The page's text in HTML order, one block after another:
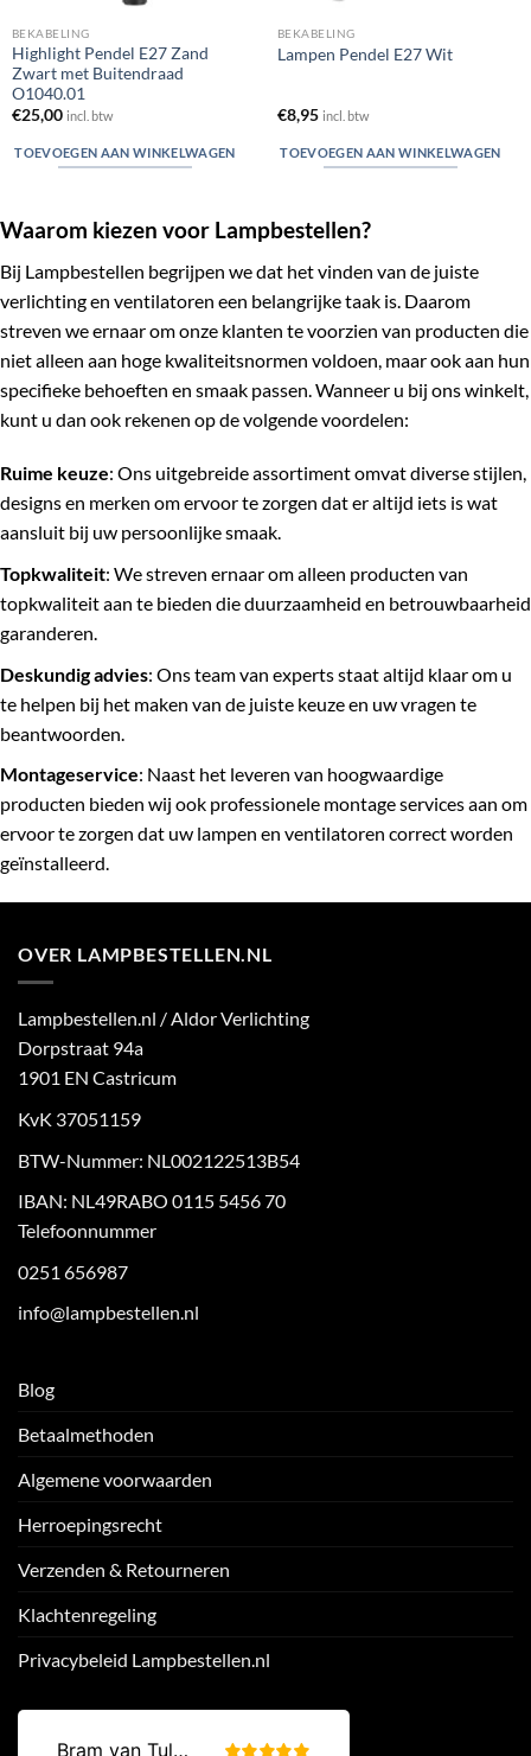
BEKABELING
Highlight Pendel E27 Zand
Zwart met Buitendraad
O1040.01
€25,00 incl. btw
TOEVOEGEN AAN WINKELWAGEN
BEKABELING
Lampen Pendel E27 Wit
€8,95 incl. btw
TOEVOEGEN AAN WINKELWAGEN
Waarom kiezen voor Lampbestellen?
Bij Lampbestellen begrijpen we dat het vinden van de juiste
verlichting en ventilatoren een belangrijke taak is. Daarom
streven we ernaar om onze klanten te voorzien van producten die
niet alleen aan hoge kwaliteitsnormen voldoen, maar ook aan hun
specifieke behoeften en smaak passen. Wanneer u bij ons winkelt,
kunt u dan ook rekenen op de volgende voordelen:
Ruime keuze: Ons uitgebreide assortiment omvat diverse stijlen,
designs en merken om ervoor te zorgen dat er altijd iets is wat
aansluit bij uw persoonlijke smaak.
Topkwaliteit: We streven ernaar om alleen producten van
topkwaliteit aan te bieden die duurzaamheid en betrouwbaarheid
garanderen.
Deskundig advies: Ons team van experts staat altijd klaar om u
te helpen bij het maken van de juiste keuze en uw vragen te
beantwoorden.
Montageservice: Naast het leveren van hoogwaardige
producten bieden wij ook professionele montage services aan om
ervoor te zorgen dat uw lampen en ventilatoren correct worden
geïnstalleerd.
OVER LAMPBESTELLEN.NL
Lampbestellen.nl / Aldor Verlichting
Dorpstraat 94a
1901 EN Castricum
KvK 37051159
BTW-Nummer: NL002122513B54
IBAN: NL49RABO 0115 5456 70
Telefoonnummer
0251 656987
info@lampbestellen.nl
Blog
Betaalmethoden
Algemene voorwaarden
Herroepingsrecht
Verzenden & Retourneren
Klachtenregeling
Privacybeleid Lampbestellen.nl